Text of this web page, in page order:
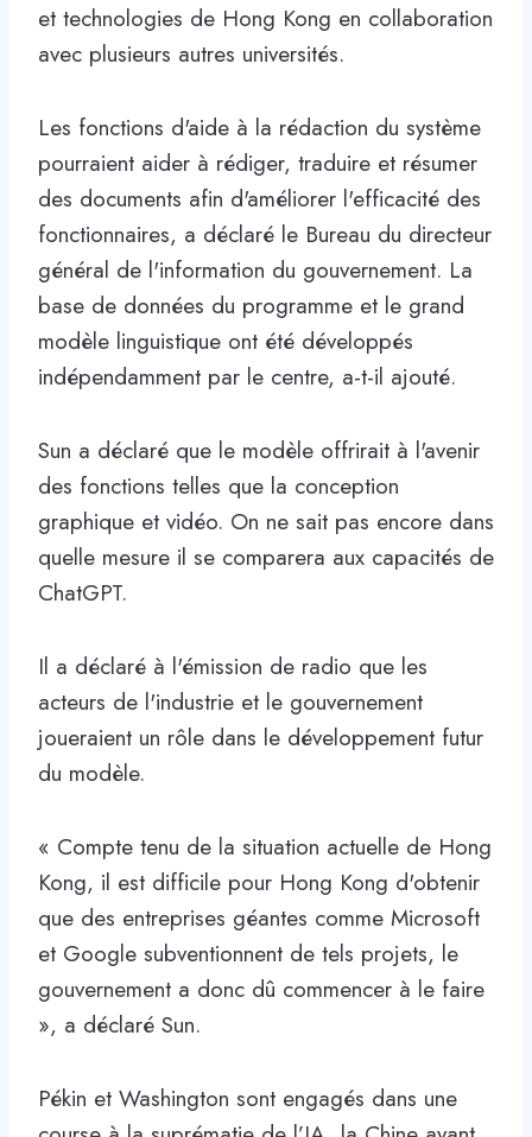
et technologies de Hong Kong en collaboration
avec plusieurs autres universités.
Les fonctions d'aide à la rédaction du système
pourraient aider à rédiger, traduire et résumer
des documents afin d'améliorer l'efficacité des
fonctionnaires, a déclaré le Bureau du directeur
général de l'information du gouvernement. La
base de données du programme et le grand
modèle linguistique ont été développés
indépendamment par le centre, a-t-il ajouté.
Sun a déclaré que le modèle offrirait à l'avenir
des fonctions telles que la conception
graphique et vidéo. On ne sait pas encore dans
quelle mesure il se comparera aux capacités de
ChatGPT.
Il a déclaré à l'émission de radio que les
acteurs de l'industrie et le gouvernement
joueraient un rôle dans le développement futur
du modèle.
« Compte tenu de la situation actuelle de Hong
Kong, il est difficile pour Hong Kong d'obtenir
que des entreprises géantes comme Microsoft
et Google subventionnent de tels projets, le
gouvernement a donc dû commencer à le faire
», a déclaré Sun.
Pékin et Washington sont engagés dans une